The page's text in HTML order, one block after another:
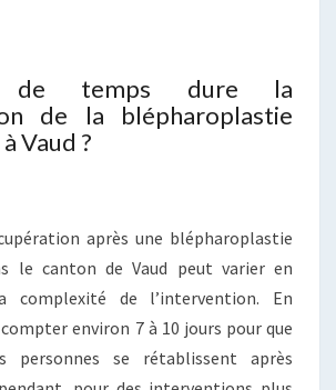
de temps dure la
de la blépharoplastie
Vaud ?
après une blépharoplastie
le canton de Vaud peut varier en
complexité de l’intervention. En
environ 7 à 10 jours pour que
personnes se rétablissent après